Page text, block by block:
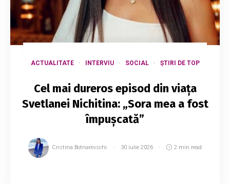
ACTUALITATE INTERVIU SOCIAL ȘTIRI DE TOP
Cel mai dureros episod din viața
Svetlanei Nichitina: „Sora mea a fost
împușcată”
Cristina Botnarevschi 30 iulie 2026 2 min read